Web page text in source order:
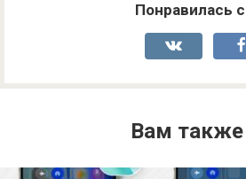
Понравилась
Вам